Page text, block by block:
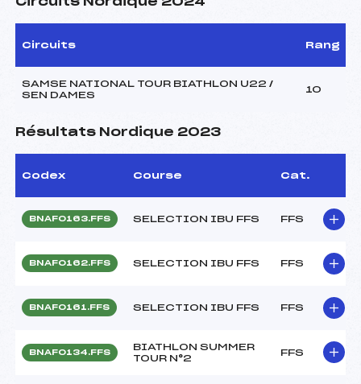
Circuits Rang
SAMSE NATIONAL TOUR BIATHLON U22 /
SEN DAMES
10
Résultats Nordique 2023
Codex Course Cat.
BNAF0163.FFS SELECTION IBU FFS FFS
BNAF0162.FFS SELECTION IBU FFS FFS
BNAF0161.FFS SELECTION IBU FFS FFS
BNAF0134.FFS
BIATHLON SUMMER
TOUR N°2
FFS